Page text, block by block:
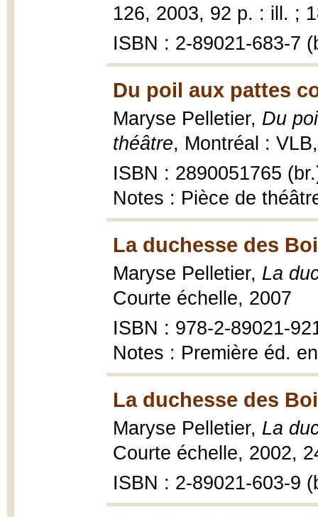
126, 2003, 92 p. : ill. ;
ISBN : 2-89021-683-7
Du poil aux pattes
Maryse Pelletier, Du
théâtre, Montréal :
ISBN : 2890051765
Notes : Pièce de
La duchesse des
Maryse Pelletier, La
Courte échelle, 2007
ISBN : 978-2-89021-
Notes : Première éd.
La duchesse des
Maryse Pelletier, La
Courte échelle, 2002,
ISBN : 2-89021-603-9